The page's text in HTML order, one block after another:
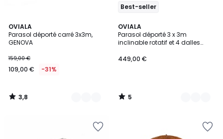
OVIALA
Parasol déporté carré 3x3m,
GENOVA
159,00 €
109,00 € -31%
3,8
/ 5
3
Couleurs
3,8
/
Best-seller
OVIALA
Parasol déporté 3 x 3m
inclinable rotatif et 4 dalles
449,00 €
5
/
5
4
Couleurs
5
/